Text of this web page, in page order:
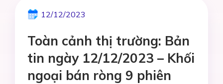
12/12/2023
Toàn cảnh thị trường: Bản
tin ngày 12/12/2023 – Khối
ngoại bán ròng 9 phiên